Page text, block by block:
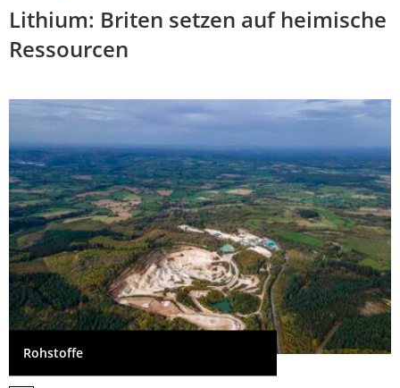
Lithium: Briten setzen auf heimische
Ressourcen
Rohstoffe